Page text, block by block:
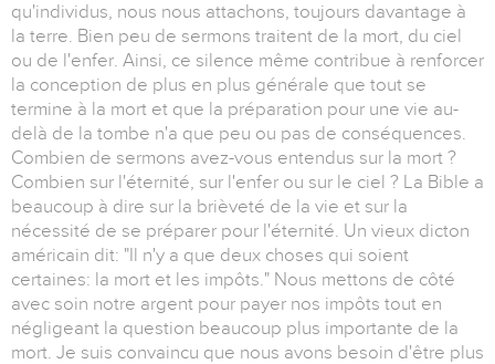
qu'individus, nous nous attachons, toujours davantage à
la terre. Bien peu de sermons traitent de la mort, du ciel
ou de l'enfer. Ainsi, ce silence même contribue à renforcer
la conception de plus en plus générale que tout se
termine à la mort et que la préparation pour une vie au-
delà de la tombe n'a que peu ou pas de conséquences.
Combien de sermons avez-vous entendus sur la mort ?
Combien sur l'éternité, sur l'enfer ou sur le ciel ? La Bible a
beaucoup à dire sur la brièveté de la vie et sur la
nécessité de se préparer pour l'éternité. Un vieux dicton
américain dit: "Il n'y a que deux choses qui soient
certaines: la mort et les impôts." Nous mettons de côté
avec soin notre argent pour payer nos impôts tout en
négligeant la question beaucoup plus importante de la
mort. Je suis convaincu que nous avons besoin d'être plus